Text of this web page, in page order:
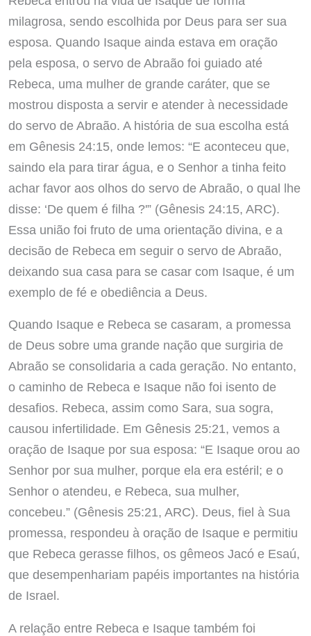
milagrosa, sendo escolhida por Deus para ser sua
esposa. Quando Isaque ainda estava em oração
pela esposa, o servo de Abraão foi guiado até
Rebeca, uma mulher de grande caráter, que se
mostrou disposta a servir e atender à necessidade
do servo de Abraão. A história de sua escolha está
em Gênesis 24:15, onde lemos: “E aconteceu que,
saindo ela para tirar água, e o Senhor a tinha feito
achar favor aos olhos do servo de Abraão, o qual lhe
disse: ‘De quem é filha ?'” (Gênesis 24:15, ARC).
Essa união foi fruto de uma orientação divina, e a
decisão de Rebeca em seguir o servo de Abraão,
deixando sua casa para se casar com Isaque, é um
exemplo de fé e obediência a Deus.
Quando Isaque e Rebeca se casaram, a promessa
de Deus sobre uma grande nação que surgiria de
Abraão se consolidaria a cada geração. No entanto,
o caminho de Rebeca e Isaque não foi isento de
desafios. Rebeca, assim como Sara, sua sogra,
causou infertilidade. Em Gênesis 25:21, vemos a
oração de Isaque por sua esposa: “E Isaque orou ao
Senhor por sua mulher, porque ela era estéril; e o
Senhor o atendeu, e Rebeca, sua mulher,
concebeu.” (Gênesis 25:21, ARC). Deus, fiel à Sua
promessa, respondeu à oração de Isaque e permitiu
que Rebeca gerasse filhos, os gêmeos Jacó e Esaú,
que desempenhariam papéis importantes na história
de Israel.
A relação entre Rebeca e Isaque também foi